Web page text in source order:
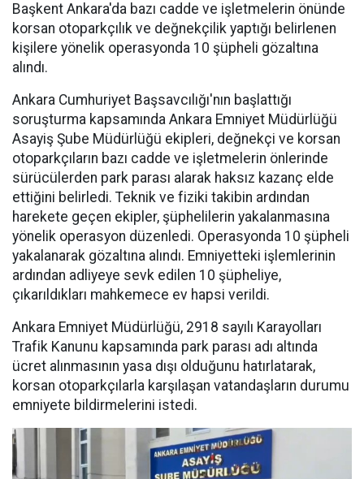
Başkent Ankara'da bazı cadde ve işletmelerin önünde
korsan otoparkçılık ve değnekçilik yaptığı belirlenen
kişilere yönelik operasyonda 10 şüpheli gözaltına
alındı.
Ankara Cumhuriyet Başsavcılığı'nın başlattığı
soruşturma kapsamında Ankara Emniyet Müdürlüğü
Asayiş Şube Müdürlüğü ekipleri, değnekçi ve korsan
otoparkçıların bazı cadde ve işletmelerin önlerinde
sürücülerden park parası alarak haksız kazanç elde
ettiğini belirledi. Teknik ve fiziki takibin ardından
harekete geçen ekipler, şüphelilerin yakalanmasına
yönelik operasyon düzenledi. Operasyonda 10 şüpheli
yakalanarak gözaltına alındı. Emniyetteki işlemlerinin
ardından adliyeye sevk edilen 10 şüpheliye,
çıkarıldıkları mahkemece ev hapsi verildi.
Ankara Emniyet Müdürlüğü, 2918 sayılı Karayolları
Trafik Kanunu kapsamında park parası adı altında
ücret alınmasının yasa dışı olduğunu hatırlatarak,
korsan otoparkçılarla karşılaşan vatandaşların durumu
emniyete bildirmelerini istedi.